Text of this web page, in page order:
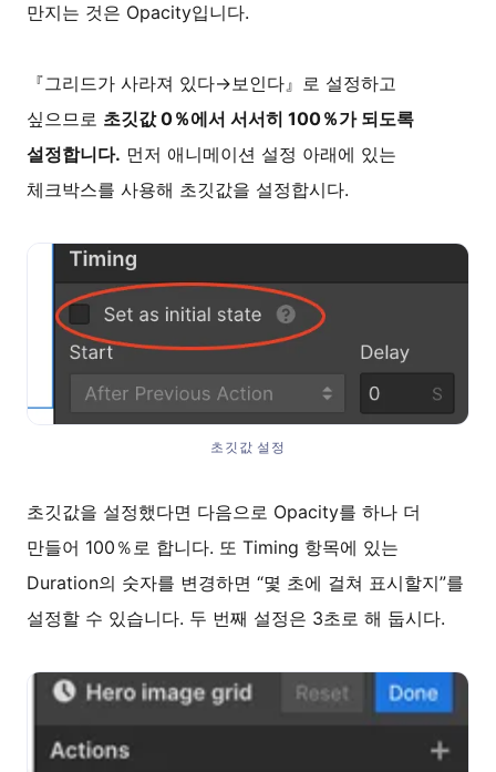
만지는 것은 Opacity입니다.
『그리드가 사라져 있다→보인다』로 설정하고
싶으므로 초깃값 0％에서 서서히 100％가 되도록
설정합니다. 먼저 애니메이션 설정 아래에 있는
체크박스를 사용해 초깃값을 설정합시다.
초깃값 설정
초깃값을 설정했다면 다음으로 Opacity를 하나 더
만들어 100％로 합니다. 또 Timing 항목에 있는
Duration의 숫자를 변경하면 “몇 초에 걸쳐 표시할지”를
설정할 수 있습니다. 두 번째 설정은 3초로 해 둡시다.